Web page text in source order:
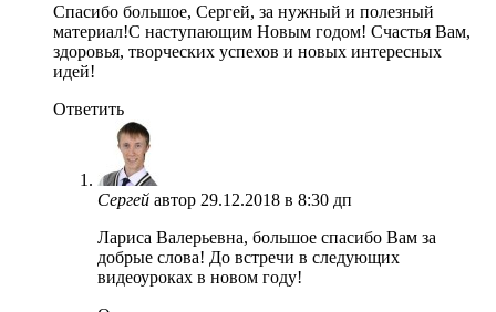
Спасибо большое, Сергей, за нужный и полезный
материал!С наступающим Новым годом! Счастья Вам,
здоровья, творческих успехов и новых интересных
идей!
Ответить
Сергей автор 29.12.2018 в 8:30 дп
Лариса Валерьевна, большое спасибо Вам за
добрые слова! До встречи в следующих
видеоуроках в новом году!